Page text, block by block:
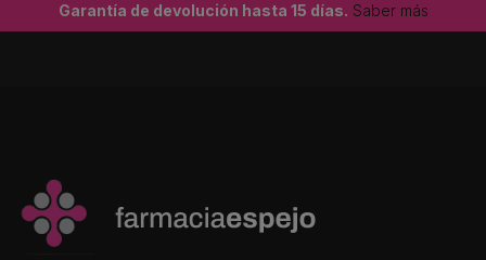
Garantía de devolución hasta 15 días. Saber más